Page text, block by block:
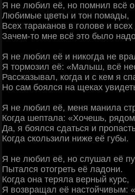
Я не любил её, но помнил всё
Любимые цветы и тон помады,
Всех тараканов в голове и всех
Зачем-то мне всё это было
Я не любил её и никогда не
Я тормозил её: «Малыш, всё
Рассказывал, когда и с кем я
Но сам боялся на щеках
Я не любил её, меня манила
Когда шептала: «Хочешь,
Да, я боялся сдаться и
Когда скользили ниже её губы.
Я не любил её, но слушал её
Пытался отогреть её ладони.
Когда она теряла верный курс,
Я возвращал её настойчивым: